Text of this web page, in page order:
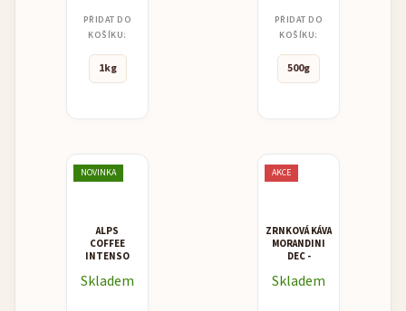
PŘIDAT DO
KOŠÍKU:
1kg
PŘIDAT DO
KOŠÍKU:
500g
NOVINKA
ALPS
COFFEE
INTENSO
Skladem
AKCE
ZRNKOVÁ KÁVA
MORANDINI
DEC -
Skladem